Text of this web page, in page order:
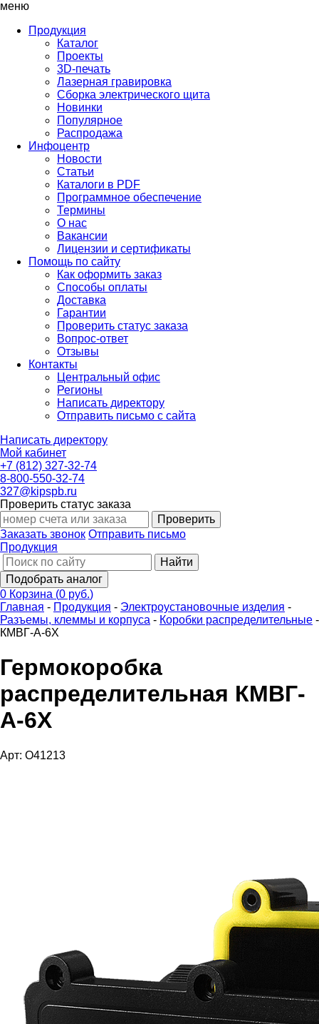
меню
Продукция
Каталог
Проекты
3D-печать
Лазерная гравировка
Сборка электрического щита
Новинки
Популярное
Распродажа
Инфоцентр
Новости
Статьи
Каталоги в PDF
Программное обеспечение
Термины
О нас
Вакансии
Лицензии и сертификаты
Помощь по сайту
Как оформить заказ
Способы оплаты
Доставка
Гарантии
Проверить статус заказа
Вопрос-ответ
Отзывы
Контакты
Центральный офис
Регионы
Написать директору
Отправить письмо с сайта
Написать директору
Мой кабинет
+7 (812) 327-32-74
8-800-550-32-74
327@kipspb.ru
Проверить статус заказа
Проверить
Заказать звонок Отправить письмо
Продукция
Найти
Подобрать аналог
0 Корзина (0 руб.)
Главная - Продукция - Электроустановочные изделия -
Разъемы, клеммы и корпуса - Коробки распределительные -
КМВГ-А-6Х
Гермокоробка
распределительная КМВГ-
А-6Х
Арт: O41213